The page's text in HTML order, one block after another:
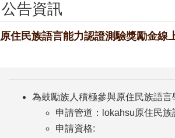
公告資訊
原住民族語言能力認證測驗獎勵金線
為鼓勵族人積極參與原住民族語
申請管道：
lokahsu原住民
申請資格: